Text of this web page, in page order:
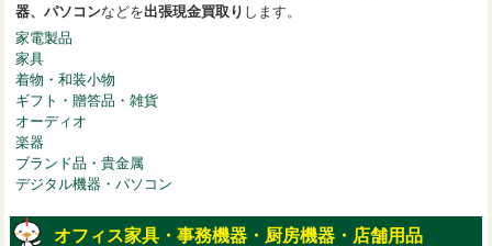
器、パソコンなどを出張現金買取り します。
家電製品
家具
着物・和装小物
ギフト・贈答品・雑貨
オーディオ
楽器
ブランド品・貴金属
デジタル機器・パソコン
オフィス家具・事務機器・厨房機器・店舗用品